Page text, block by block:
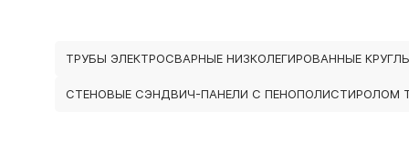
ТРУБЫ ЭЛЕКТРОСВАРНЫЕ НИЗКОЛЕГИРОВАННЫЕ
СТЕНОВЫЕ СЭНДВИЧ-ПАНЕЛИ С ПЕНОПОЛИСТИРОЛОМ